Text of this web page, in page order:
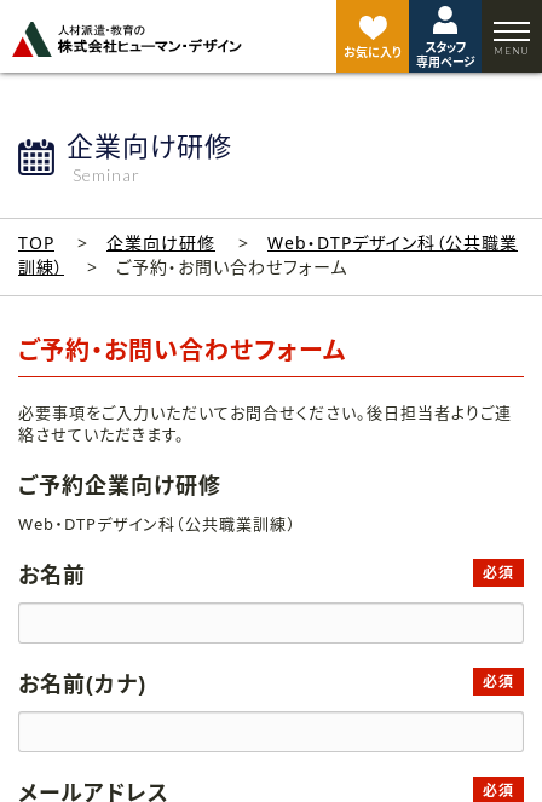
お気に入り
スタッフ
専用ページ
企業向け研修
Seminar
TOP 企業向け研修
Web・DTPデザイン科（公共職業
訓練）
ご予約・お問い合わせフォーム
ご予約・お問い合わせフォーム
必要事項をご入力いただいてお問合せください。後日担当者よりご連
絡させていただきます。
ご予約企業向け研修
Web・DTPデザイン科（公共職業訓練）
お名前 必須
お名前(カナ) 必須
メールアドレス 必須
ジ
ト